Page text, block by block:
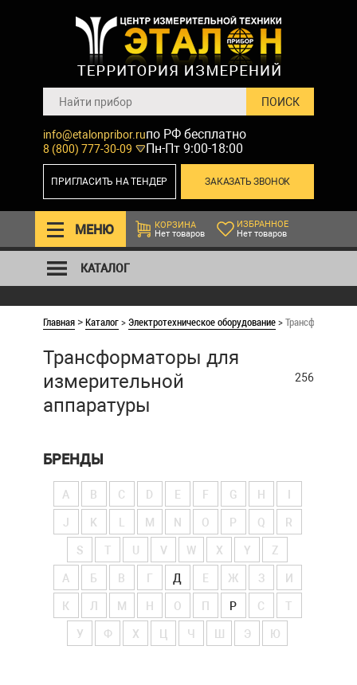
info@etalonpribor.ru
8 (800) 777-30-09
по РФ бесплатно
Пн-Пт 9:00-18:00
ЗАКАЗАТЬ ЗВОНОК
ПРИГЛАСИТЬ НА ТЕНДЕР
МЕНЮ
КОРЗИНА
Нет товаров
ИЗБРАННОЕ
Нет товаров
КАТАЛОГ
Главная >Каталог>Электротехническое оборудование>
Трансформаторы для
измерительной
аппаратуры
256
БРЕНДЫ
A B C D E F G H
J K M N O P Q R
S T V W X Y Z
А Б В Г Д Е Ж З И
К Л М Н О П Р С Т
У Ф Х Ч Э Ю